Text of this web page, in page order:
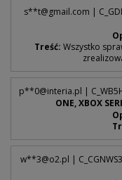
s**t@gmail.com |
Treść: Wszystko
p**0@interia.pl |
ONE, XBOX
w**3@o2.pl |